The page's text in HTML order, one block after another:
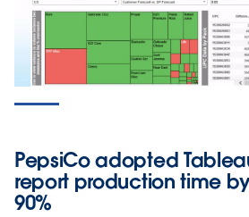
Conquer Your Concur
+ Informatica
Learn how Tableau and
Concur and analyze results in
spend more time improving the
wrangling data.
PepsiCo adopted
report production time
90%